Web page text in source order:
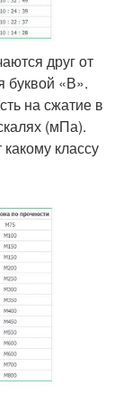
друг от
буквой «В».
на сжатие в
(мПа).
классу